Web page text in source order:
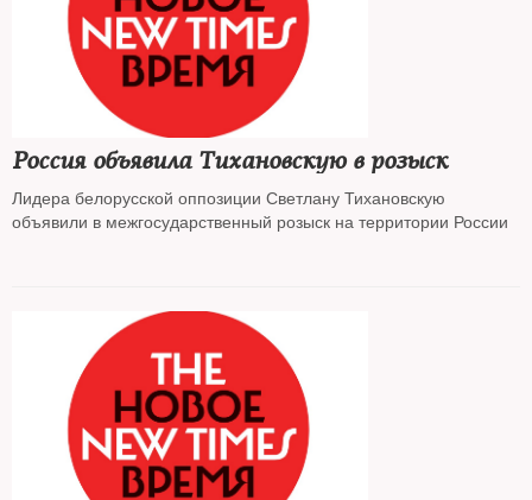
Россия объявила Тихановскую в розыск
Лидера белорусской оппозиции Светлану Тихановскую
объявили в межгосударственный розыск на территории России